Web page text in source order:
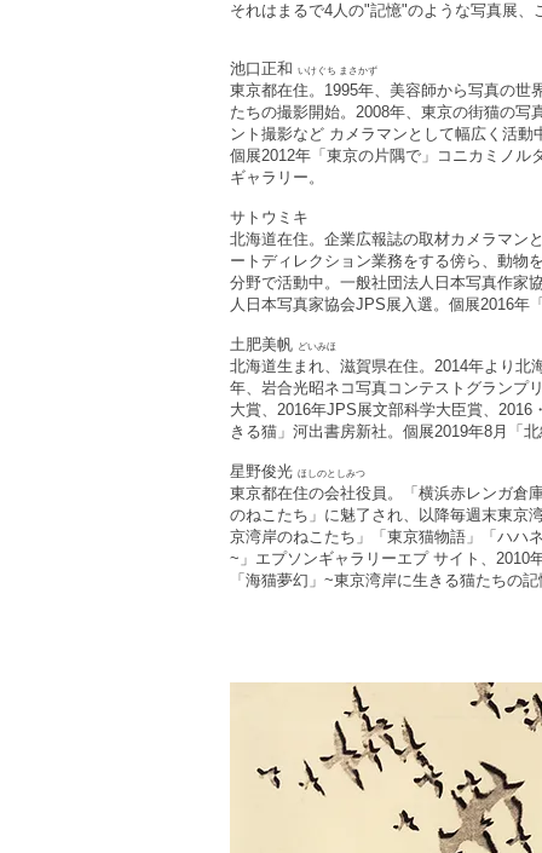
それはまるで4人の"記憶"のような写真展、
池口正和 いけぐち まさかず
東京都在住。1995年、美容師から写真の世
たちの撮影開始。2008年、東京の街猫の
ント撮影など カメラマンとして幅広く活
個展2012年「東京の片隅で」コニカミノル
ギャラリー。
サトウミキ
北海道在住。企業広報誌の取材カメラマン
ートディレクション業務をする傍ら、動物
分野で活動中。一般社団法人日本写真作家
人日本写真家協会JPS展入選。個展2016年
土肥美帆 どいみほ
北海道生まれ、滋賀県在住。2014年より北
年、岩合光昭ネコ写真コンテストグランプ
大賞、2016年JPS展文部科学大臣賞、
きる猫」河出書房新社。個展2019年8月「
星野俊光 ほしのとしみつ
東京都在住の会社役員。「横浜赤レンガ倉
のねこたち」に魅了され、以降毎週末東京
京湾岸のねこたち」「東京猫物語」「ハハ
~」エプソンギャラリーエプ サイト、2010
「海猫夢幻」~東京湾岸に生きる猫たちの